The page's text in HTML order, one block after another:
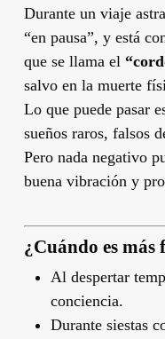
Durante un viaje
“en pausa”, y está
que se llama el
salvo en la muerte
Lo que puede pasar
sueños raros, falsos
Pero nada negativo
buena vibración y
¿Cuándo es
Al despertar
conciencia.
Durante siestas